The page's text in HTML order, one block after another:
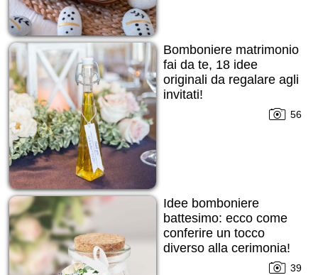
Bomboniere matrimonio
fai da te, 18 idee
originali da regalare agli
invitati!
56
Idee bomboniere
battesimo: ecco come
conferire un tocco
diverso alla cerimonia!
39